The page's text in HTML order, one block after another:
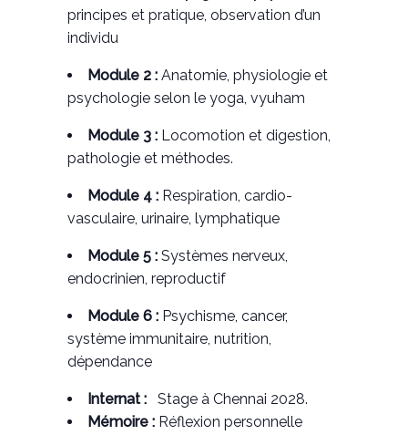
principes et pratique, observation d’un
individu
Module 2 : Anatomie, physiologie et
psychologie selon le yoga, vyuham
Module 3 : Locomotion et digestion,
pathologie et méthodes.
Module 4 : Respiration, cardio-
vasculaire, urinaire, lymphatique
Module 5 : Systèmes nerveux,
endocrinien, reproductif
Module 6 : Psychisme, cancer,
système immunitaire, nutrition,
dépendance
Internat : Stage à Chennai 2028.
Mémoire : Réflexion personnelle